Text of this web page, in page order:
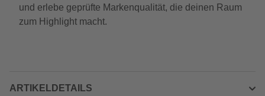
und erlebe geprüfte Markenqualität, die deinen Raum
zum Highlight macht.
ARTIKELDETAILS